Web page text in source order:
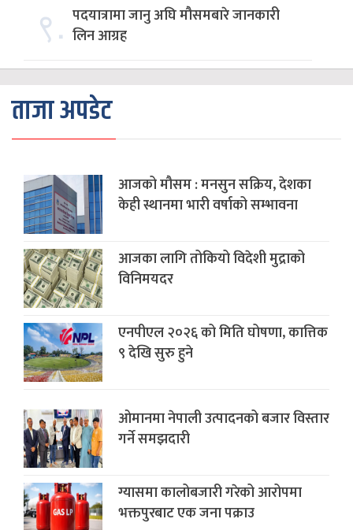
९. पदयात्रामा जानु अघि मौसमबारे जानकारी
लिन आग्रह
ताजा अपडेट
आजको मौसम : मनसुन सक्रिय, देशका
केही स्थानमा भारी वर्षाको सम्भावना
आजका लागि तोकियो विदेशी मुद्राको
विनिमयदर
एनपीएल २०२६ को मिति घोषणा, कात्तिक
९ देखि सुरु हुने
ओमानमा नेपाली उत्पादनको बजार विस्तार
गर्ने समझदारी
ग्यासमा कालोबजारी गरेको आरोपमा
भक्तपुरबाट एक जना पक्राउ